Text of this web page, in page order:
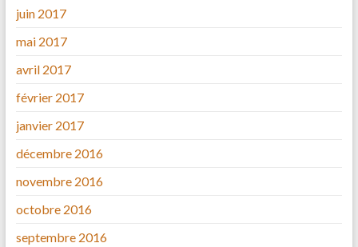
juin 2017
mai 2017
avril 2017
février 2017
janvier 2017
décembre 2016
novembre 2016
octobre 2016
septembre 2016